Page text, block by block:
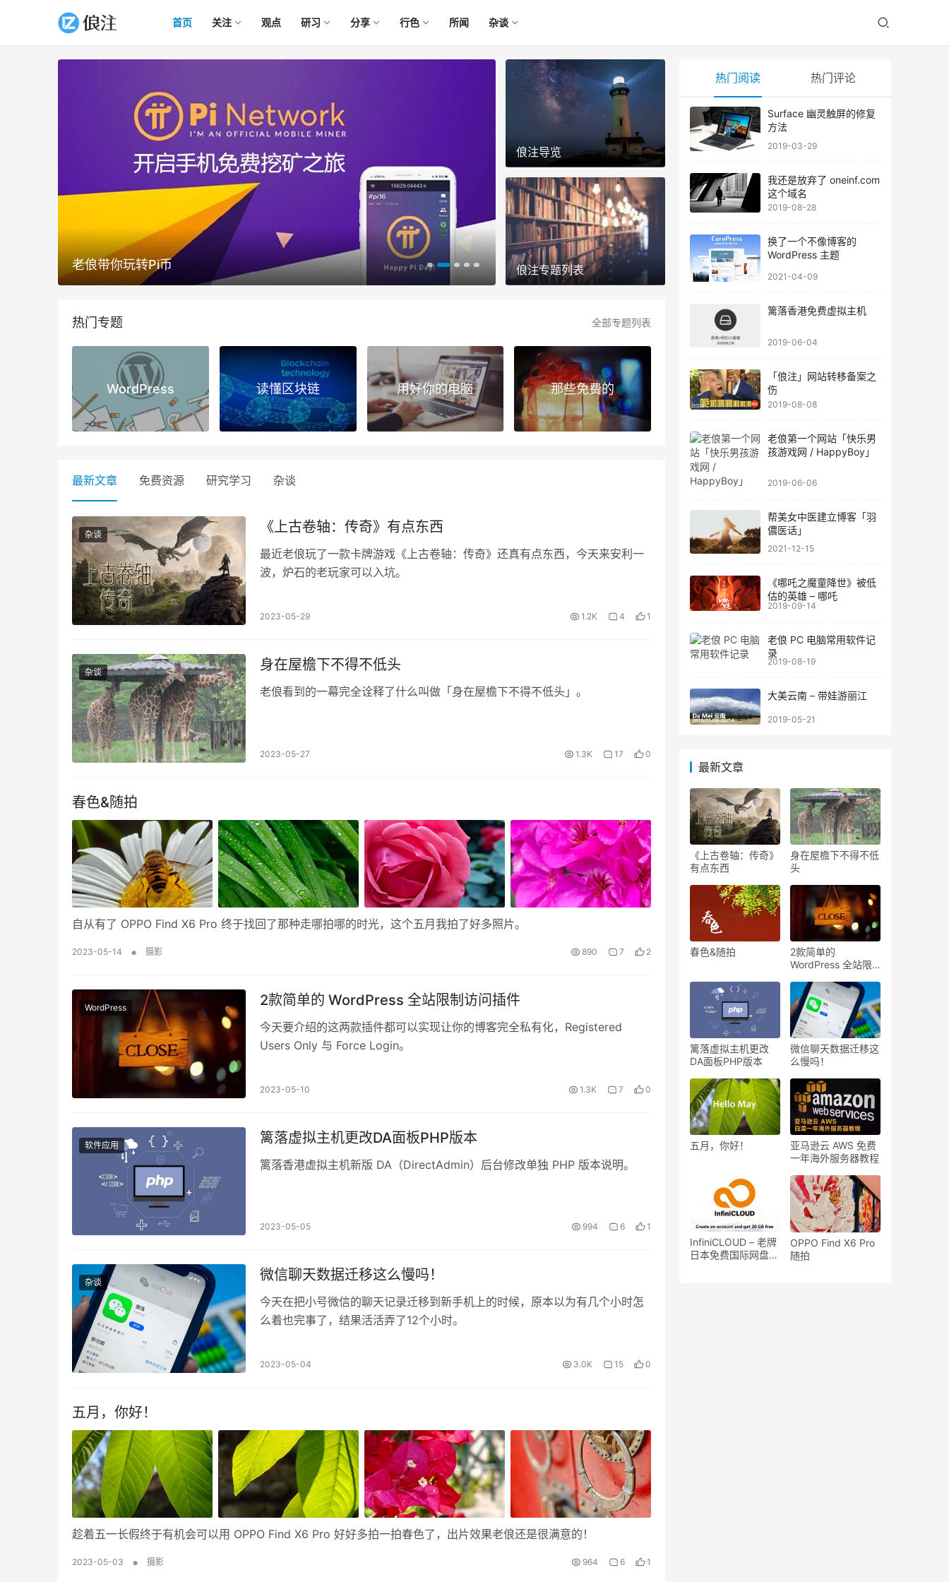
首页 关注 观点 研习 分享 行色 所闻 杂谈
老俍带你玩转Pi币
俍注导览
俍注专题列表
热门专题 全部专题列表
WordPress 读懂区块链 用好你的电脑 那些免费的
最新文章 免费资源 研究学习 杂谈
杂谈 《上古卷轴：传奇》有点东西
最近老俍玩了一款卡牌游戏《上古卷轴：传奇》还真有点东西，今天来安利一
波，炉石的老玩家可以入坑。
2023-05-29 1.2K 4 1
杂谈 身在屋檐下不得不低头
老俍看到的一幕完全诠释了什么叫做「身在屋檐下不得不低头」。
2023-05-27 1.3K 17 0
春色&随拍
自从有了 OPPO Find X6 Pro 终于找回了那种走哪拍哪的时光，这个五月我拍了好多照片。
2023-05-14 • 摄影 890 7 2
WordPress 2款简单的 WordPress 全站限制访问插件
今天要介绍的这两款插件都可以实现让你的博客完全私有化，Registered
Users Only 与 Force Login。
2023-05-10 1.3K 7 0
软件应用 篱落虚拟主机更改DA面板PHP版本
篱落香港虚拟主机新版 DA（DirectAdmin）后台修改单独 PHP 版本说明。
2023-05-05 994 6 1
杂谈 微信聊天数据迁移这么慢吗！
今天在把小号微信的聊天记录迁移到新手机上的时候，原本以为有几个小时怎
么着也完事了，结果活活弄了12个小时。
2023-05-04 3.0K 15 0
五月，你好！
趁着五一长假终于有机会可以用 OPPO Find X6 Pro 好好多拍一拍春色了，出片效果老俍还是很满意的！
2023-05-03 • 摄影 964 6 1
热门阅读 热门评论
Surface 幽灵触屏的修复
方法
2019-03-29
我还是放弃了 oneinf.com
这个域名
2019-08-28
换了一个不像博客的
WordPress 主题
2021-04-09
篱落香港免费虚拟主机
2019-06-04
「俍注」网站转移备案之
伤
2019-08-08
老俍第一个网站「快乐男
孩游戏网 / HappyBoy」
2019-06-06
帮美女中医建立博客「羽
儂医话」
2021-12-15
《哪吒之魔童降世》被低
估的英雄 – 哪吒
2019-09-14
老俍 PC 电脑常用软件记
录
2019-08-19
大美云南 – 带娃游丽江
2019-05-21
最新文章
《上古卷轴：传奇》
有点东西
身在屋檐下不得不低
头
春色&随拍
2款简单的
WordPress 全站限
篱落虚拟主机更改
DA面板PHP版本
微信聊天数据迁移这
么慢吗！
五月，你好！
亚马逊云 AWS 免费
一年海外服务器教程
InfiniCLOUD – 老牌
日本免费国际网盘，
OPPO Find X6 Pro
随拍